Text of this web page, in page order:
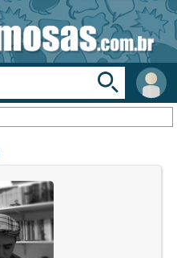
Área
do
Toggle
search
bar